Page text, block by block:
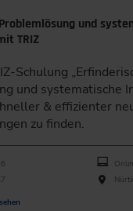
und
TRIZ
Schulung
und systematische
& effizienter
zu finden.